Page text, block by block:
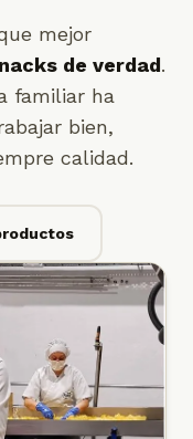
mejor
de verdad.
familiar ha
bien,
calidad.